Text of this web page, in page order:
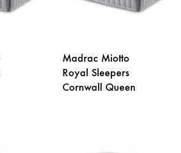
Madrac Miotto
Royal Sleepers
Cornwall Queen